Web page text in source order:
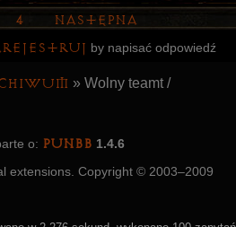
4
Następna
by napisać odpowiedź
»Wolny teamt /
o: PunBB 1.4.6
extensions. Copyright © 2003–2009